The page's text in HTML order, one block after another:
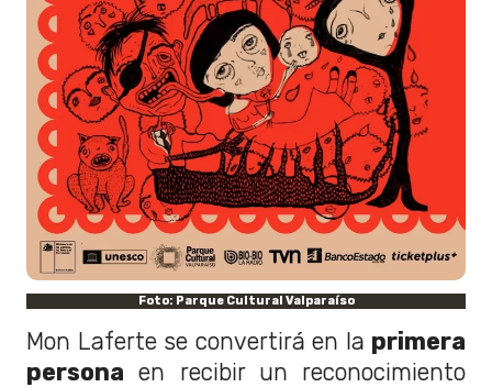
Foto: Parque Cultural Valparaíso
Mon Laferte se convertirá en la primera
persona en recibir un reconocimiento